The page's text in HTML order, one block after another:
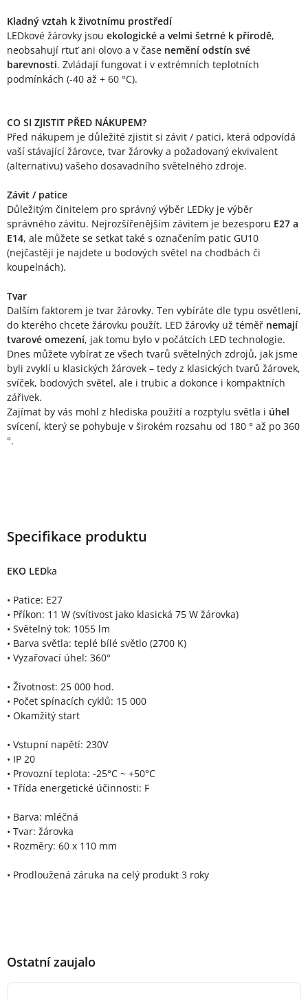
Kladný vztah k životnímu prostředí
LEDkové žárovky jsou ekologické a velmi šetrné k přírodě,
neobsahují rtuť ani olovo a v čase nemění odstín své
barevnosti. Zvládají fungovat i v extrémních teplotních
podmínkách (-40 až + 60 °C).
CO SI ZJISTIT PŘED NÁKUPEM?
Před nákupem je důležité zjistit si závit / patici, která odpovídá
vaší stávající žárovce, tvar žárovky a požadovaný ekvivalent
(alternativu) vašeho dosavadního světelného zdroje.
Závit / patice
Důležitým činitelem pro správný výběr LEDky je výběr
správného závitu. Nejrozšířenějším závitem je bezesporu E27 a
E14, ale můžete se setkat také s označením patic GU10
(nejčastěji je najdete u bodových světel na chodbách či
koupelnách).
Tvar
Dalším faktorem je tvar žárovky. Ten vybíráte dle typu osvětlení,
do kterého chcete žárovku použít. LED žárovky už téměř nemají
tvarové omezení, jak tomu bylo v počátcích LED technologie.
Dnes můžete vybírat ze všech tvarů světelných zdrojů, jak jsme
byli zvyklí u klasických žárovek – tedy z klasických tvarů žárovek,
svíček, bodových světel, ale i trubic a dokonce i kompaktních
zářivek.
Zajímat by vás mohl z hlediska použití a rozptylu světla i úhel
svícení, který se pohybuje v širokém rozsahu od 180 ° až po 360
°.
Specifikace produktu
EKO LEDka
• Patice: E27
• Příkon: 11 W (svítivost jako klasická 75 W žárovka)
• Světelný tok: 1055 lm
• Barva světla: teplé bílé světlo (2700 K)
• Vyzařovací úhel: 360°
• Životnost: 25 000 hod.
• Počet spínacích cyklů: 15 000
• Okamžitý start
• Vstupní napětí: 230V
• IP 20
• Provozní teplota: -25°C ~ +50°C
• Třída energetické účinnosti: F
• Barva: mléčná
• Tvar: žárovka
• Rozměry: 60 x 110 mm
• Prodloužená záruka na celý produkt 3 roky
Ostatní zaujalo